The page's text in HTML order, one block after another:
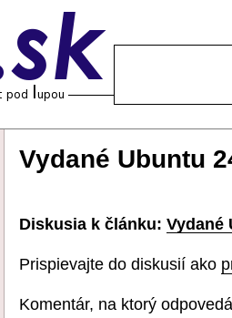
Vydané Ubuntu
Diskusia k článku: Vydané
Prispievajte do diskusií ako
Komentár, na ktorý